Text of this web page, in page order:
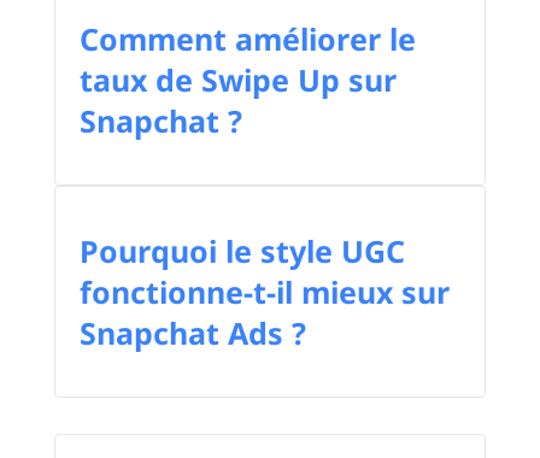
Comment améliorer le
taux de Swipe Up sur
Snapchat ?
Pourquoi le style UGC
fonctionne-t-il mieux sur
Snapchat Ads ?